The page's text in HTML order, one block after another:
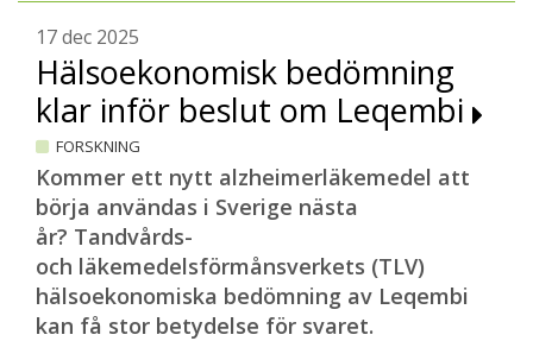
17 dec 2025
Hälsoekonomisk bedömning
klar inför beslut om Leqembi
FORSKNING
Kommer ett nytt alzheimerläkemedel att
börja användas i Sverige nästa
år? Tandvårds-
och läkemedelsförmånsverkets (TLV)
hälsoekonomiska bedömning av Leqembi
kan få stor betydelse för svaret.